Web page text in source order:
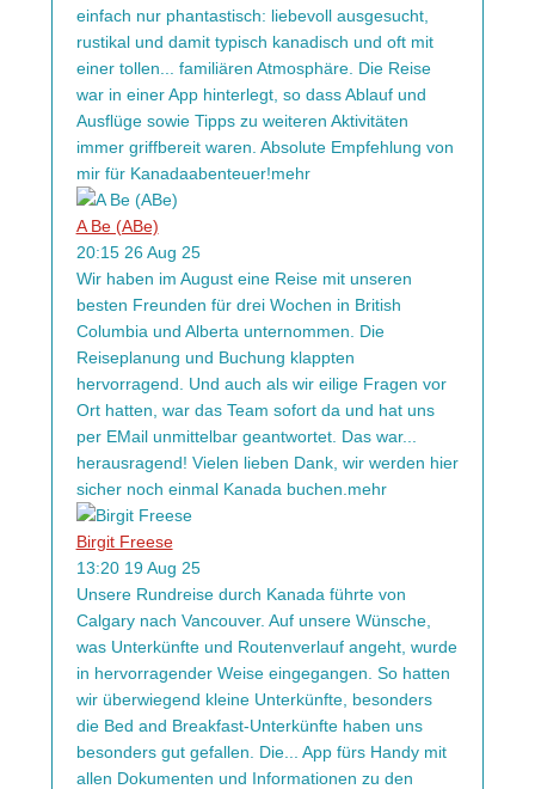
einfach nur phantastisch: liebevoll ausgesucht,
rustikal und damit typisch kanadisch und oft mit
einer tollen
familiären Atmosphäre. Die Reise
war in einer App hinterlegt, so dass Ablauf und
Ausflüge sowie Tipps zu weiteren Aktivitäten
immer griffbereit waren. Absolute Empfehlung von
mir für Kanadaabenteuer!mehr
A Be (ABe)
20:15 26 Aug 25
Wir haben im August eine Reise mit unseren
besten Freunden für drei Wochen in British
Columbia und Alberta unternommen. Die
Reiseplanung und Buchung klappten
hervorragend. Und auch als wir eilige Fragen vor
Ort hatten, war das Team sofort da und hat uns
per EMail unmittelbar geantwortet. Das war...
herausragend! Vielen lieben Dank, wir werden hier
sicher noch einmal Kanada buchen. mehr
Birgit Freese
13:20 19 Aug 25
Unsere Rundreise durch Kanada führte von
Calgary nach Vancouver. Auf unsere Wünsche,
was Unterkünfte und Routenverlauf angeht, wurde
in hervorragender Weise eingegangen. So hatten
wir überwiegend kleine Unterkünfte, besonders
die Bed and Breakfast-Unterkünfte haben uns
besonders gut gefallen. Die... App fürs Handy mit
allen Dokumenten und Informationen zu den